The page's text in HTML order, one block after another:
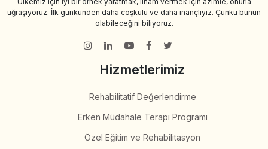
uğraşıyoruz. İlk günkünden daha coşkulu ve daha inançlıyız. Çünkü bunun
olabileceğini biliyoruz.
Hizmetlerimiz
Rehabilitatif Değerlendirme
Erken Müdahale Terapi Programı
Özel Eğitim ve Rehabilitasyon